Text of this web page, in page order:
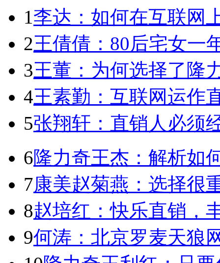
1李达：如何在互联网
2王倩倩：80后宅女一
3王董：为何选择了隆
4王素勤：互联网运作
5张翔轩：直销人必须
6隆力奇王杰：解析如
7康美赵菊燕：选择很
8赵培红：快乐直销，
9何涛：北京罗麦天狼